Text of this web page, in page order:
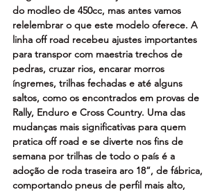
do modleo de 450cc, mas antes vamos
relelembrar o que este modelo oferece. A
linha off road recebeu ajustes importantes
para transpor com maestria trechos de
pedras, cruzar rios, encarar morros
íngremes, trilhas fechadas e até alguns
saltos, como os encontrados em provas de
Rally, Enduro e Cross Country. Uma das
mudanças mais significativas para quem
pratica off road e se diverte nos fins de
semana por trilhas de todo o país é a
adoção de roda traseira aro 18”, de fábrica,
comportando pneus de perfil mais alto,